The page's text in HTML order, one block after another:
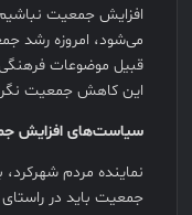
افزایش جمعیت
می‌شود، امروزه رشد
قبیل موضوعات
این کاهش جمعیت
سیاست‌های افزایش
نماینده مردم
جمعیت باید در